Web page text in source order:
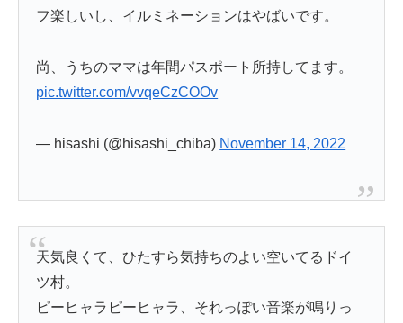
フ楽しいし、イルミネーションはやばいです。
尚、うちのママは年間パスポート所持してます。
pic.twitter.com/vvqeCzCOOv
— hisashi (@hisashi_chiba) November 14, 2022
天気良くて、ひたすら気持ちのよい空いてるドイ
ツ村。
ピーヒャラピーヒャラ、それっぽい音楽が鳴りっ